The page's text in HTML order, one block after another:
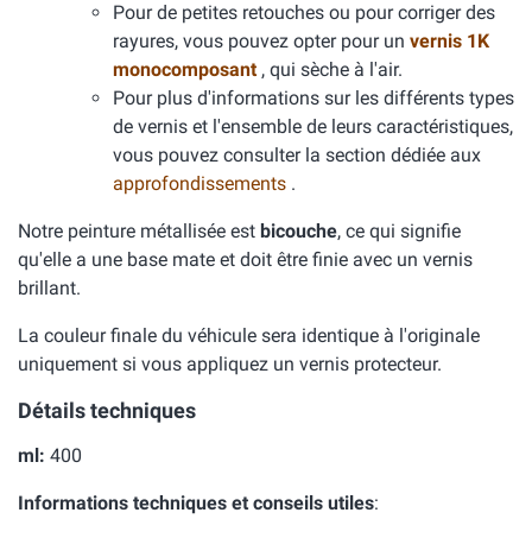
Pour de petites retouches ou pour corriger des
rayures, vous pouvez opter pour un vernis 1K
monocomposant , qui sèche à l'air.
Pour plus d'informations sur les différents types
de vernis et l'ensemble de leurs caractéristiques,
vous pouvez consulter la section dédiée aux
approfondissements .
Notre peinture métallisée est bicouche, ce qui signifie
qu'elle a une base mate et doit être finie avec un vernis
brillant.
La couleur finale du véhicule sera identique à l'originale
uniquement si vous appliquez un vernis protecteur.
Détails techniques
ml: 400
Informations techniques et conseils utiles: